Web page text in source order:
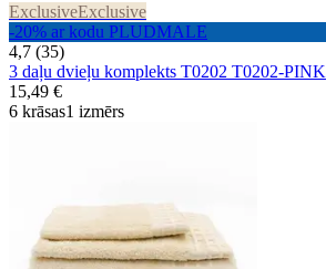
ExclusiveExclusive
-20% ar kodu PLUDMALE
4,7 (35)
3 daļu dvieļu komplekts T0202 T0202-PINK
15,49 €
6 krāsas1 izmērs